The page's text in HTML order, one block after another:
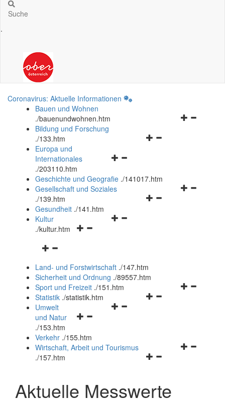
Suche
.
Coronavirus: Aktuelle Informationen
Bauen und Wohnen
./bauenundwohnen.htm
Navigationsmenü
Bildung und Forschung
./133.htm
Navigationsmenü
und
schließen
Europa und
Internationales
./203110.htm
Geschichte und Geografie ./141017.htm
Navigationsmenü
Gesellschaft und Soziales
./139.htm
Navigationsmenü
Gesundheit ./141.htm
Navigationsmenü
Kultur
./kultur.htm
Navigationsmenü
und
schließen
Land- und Forstwirtschaft ./147.htm
Sicherheit und Ordnung ./89557.htm
Navigationsmenü
Sport und Freizeit ./151.htm
Navigationsmenü
Statistik ./statistik.htm
Navigationsmenü
und
schließen
Umwelt
und Natur
./153.htm
Verkehr ./155.htm
Navigationsmenü
schließen
Wirtschaft, Arbeit und Tourismus
./157.htm
Aktuelle Messwerte